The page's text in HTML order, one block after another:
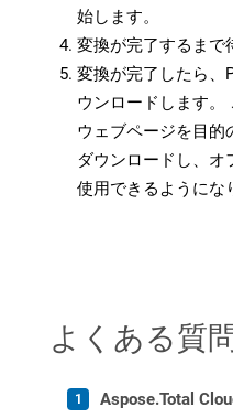
始します。
変換が完了するまで
変換が完了したら、
ウンロードします。
ウェブページを目的
ダウンロードし、オ
使用できるようにな
よくある質
Aspose.Total